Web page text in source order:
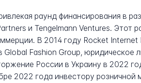
раунд финансирования в
и Tengelmann Ventures. Этот
В 2014 году Rocket
Fashion Group, юридическое
России в Украину в 2022
2022 года инвестору